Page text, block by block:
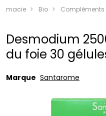
une
Bio
Desmodium
du foie 30
Marque Santarome